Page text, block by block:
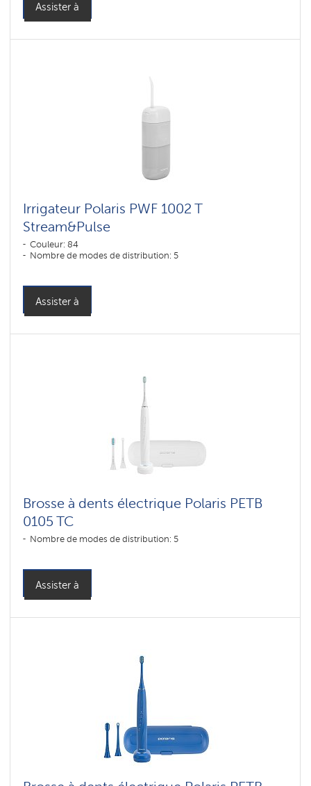
Assister à
Irrigateur Polaris PWF 1002 T
Stream&Pulse
Couleur: 84
Nombre de modes de distribution: 5
Assister à
Brosse à dents électrique Polaris PETB
0105 TC
Nombre de modes de distribution: 5
Assister à